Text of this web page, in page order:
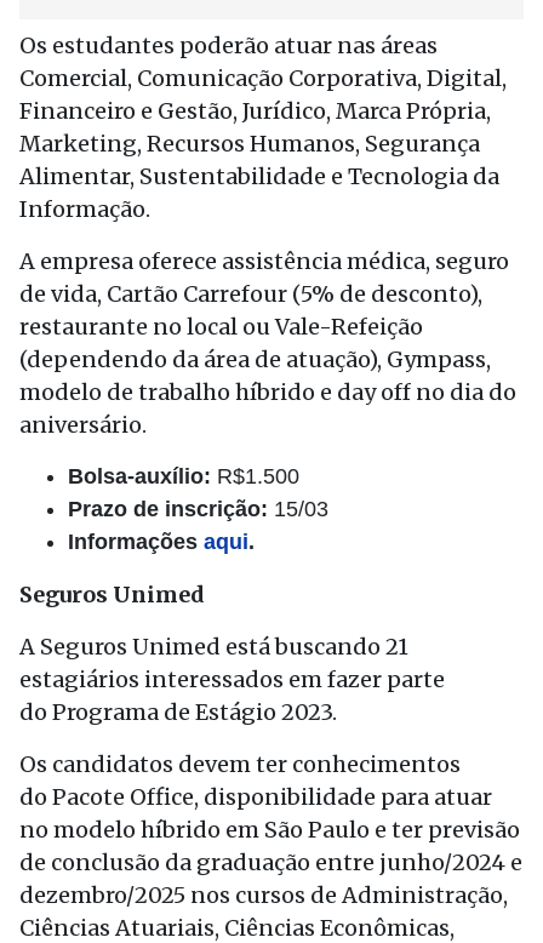
Os estudantes poderão atuar nas áreas
Comercial, Comunicação Corporativa, Digital,
Financeiro e Gestão, Jurídico, Marca Própria,
Marketing, Recursos Humanos, Segurança
Alimentar, Sustentabilidade e Tecnologia da
Informação.
A empresa oferece assistência médica, seguro
de vida, Cartão Carrefour (5% de desconto),
restaurante no local ou Vale-Refeição
(dependendo da área de atuação), Gympass,
modelo de trabalho híbrido e day off no dia do
aniversário.
Bolsa-auxílio: R$1.500
Prazo de inscrição: 15/03
Informações aqui.
Seguros Unimed
A Seguros Unimed está buscando 21
estagiários interessados em fazer parte
do Programa de Estágio 2023.
Os candidatos devem ter conhecimentos
do Pacote Office, disponibilidade para atuar
no modelo híbrido em São Paulo e ter previsão
de conclusão da graduação entre junho/2024 e
dezembro/2025 nos cursos de Administração,
Ciências Atuariais, Ciências Econômicas,